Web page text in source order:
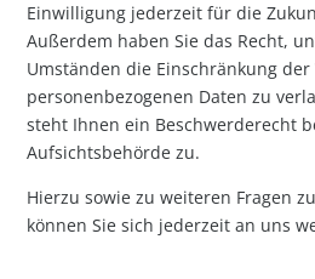
Einwilligung jederzeit für die
Außerdem haben Sie das Recht,
Umständen die Einschränkung
personenbezogenen Daten zu
steht Ihnen ein Beschwerderecht
Aufsichtsbehörde zu.
Hierzu sowie zu weiteren Fragen
können Sie sich jederzeit an uns